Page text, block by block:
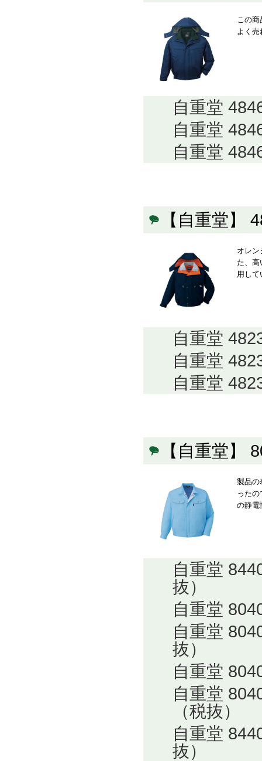
この商
よく売
自重堂
自重堂
自重堂
【自重堂
オレン
た、高
用して
自重堂
自重堂
自重堂
【自重堂
製品の
った
の静電
自重堂
抜）
自重堂
自重堂
抜）
自重堂
自重堂
（税抜）
自重堂
抜）